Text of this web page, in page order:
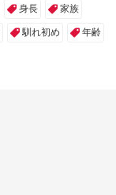
身長 家族
馴れ初め 年齢